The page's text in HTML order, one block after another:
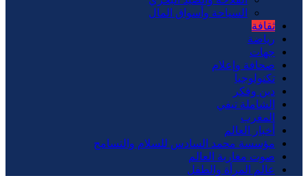
السياحة وأسواق المال
ثقافة
رياضة
جهات
صحافة وإعلام
تكنولوجيا
دين وفكر
الشاملة تيفي
المغرب
أخبار العالم
مؤسسة محمد السادس للسلام والتسامح
صوت مغاربة العالم
عالم المرأة والطفل